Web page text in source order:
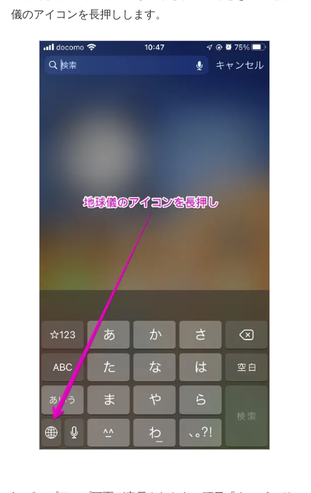
儀のアイコンを長押しします。